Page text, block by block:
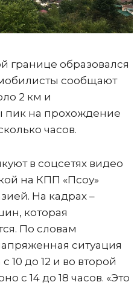
границе образовался
сообщают
2 км и
пик на прохождение
часов.
в соцсетях видео
на КПП «Псоу»
На кадрах –
которая
По словам
ситуация
10 до 12 и во второй
с 14 до 18 часов. «Это